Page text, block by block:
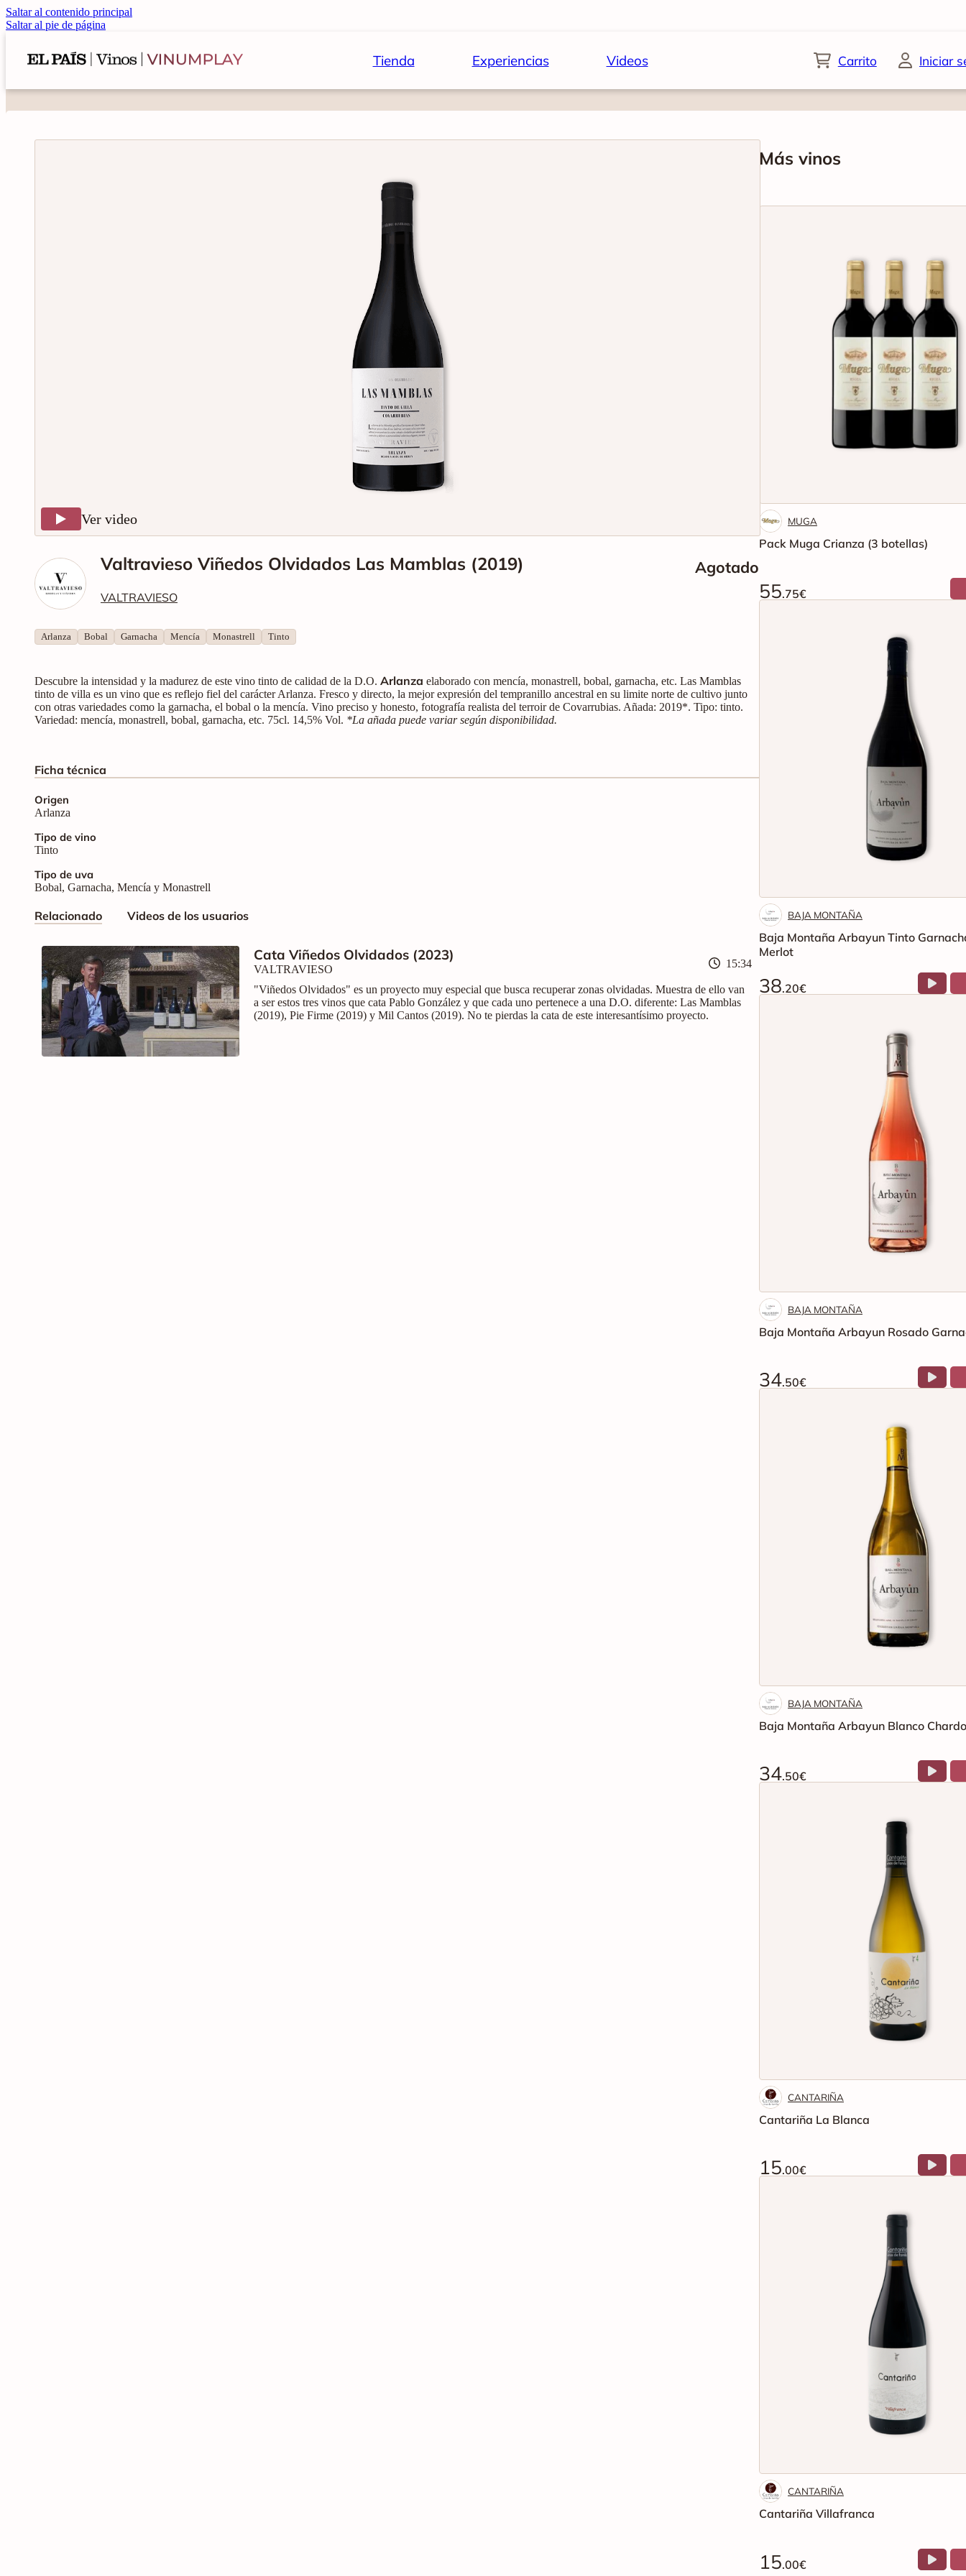
Saltar al contenido principal
Saltar al pie de página
Tienda Experiencias Videos Carrito Iniciar
Ver video
Valtravieso Viñedos Olvidados Las Mamblas (2019)
VALTRAVIESO
Agotado
Arlanza Bobal Garnacha Mencía Monastrell Tinto
Descubre la intensidad y la madurez de este vino tinto de calidad de la D.O. Arlanza elaborado con mencía, monastrell, bobal, garnacha, etc. Las Mamblas
tinto de villa es un vino que es reflejo fiel del carácter Arlanza. Fresco y directo, la mejor expresión del tempranillo ancestral en su limite norte de cultivo junto
con otras variedades como la garnacha, el bobal o la mencía. Vino preciso y honesto, fotografía realista del terroir de Covarrubias. Añada: 2019*. Tipo: tinto.
Variedad: mencía, monastrell, bobal, garnacha, etc. 75cl. 14,5% Vol. *La añada puede variar según disponibilidad.
Ficha técnica
Origen
Arlanza
Tipo de vino
Tinto
Tipo de uva
Bobal, Garnacha, Mencía y Monastrell
Relacionado Videos de los usuarios
Cata Viñedos Olvidados (2023)
VALTRAVIESO 15:34
"Viñedos Olvidados" es un proyecto muy especial que busca recuperar zonas olvidadas. Muestra de ello van
a ser estos tres vinos que cata Pablo González y que cada uno pertenece a una D.O. diferente: Las Mamblas
(2019), Pie Firme (2019) y Mil Cantos (2019). No te pierdas la cata de este interesantísimo proyecto.
Más vinos
MUGA
Pack Muga Crianza (3 botellas)
55.75€
BAJA MONTAÑA
Baja Montaña Arbayun Tinto
Merlot
38.20€
BAJA MONTAÑA
Baja Montaña Arbayun Rosado
34.50€
BAJA MONTAÑA
Baja Montaña Arbayun Blanco
34.50€
CANTARIÑA
Cantariña La Blanca
15.00€
CANTARIÑA
Cantariña Villafranca
15.00€